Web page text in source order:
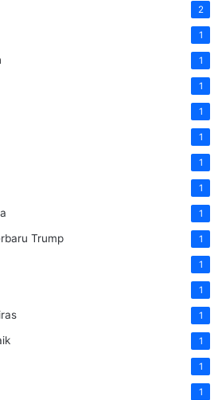
2
1
1
1
1
1
1
1
1
Trump 1
1
1
1
1
1
1